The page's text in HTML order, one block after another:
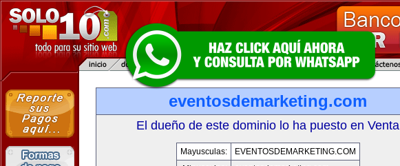
eventosdemarketing.com
El dueño de este dominio lo ha puesto en Venta
Mayusculas:
EVENTOSDEMARKETING.COM